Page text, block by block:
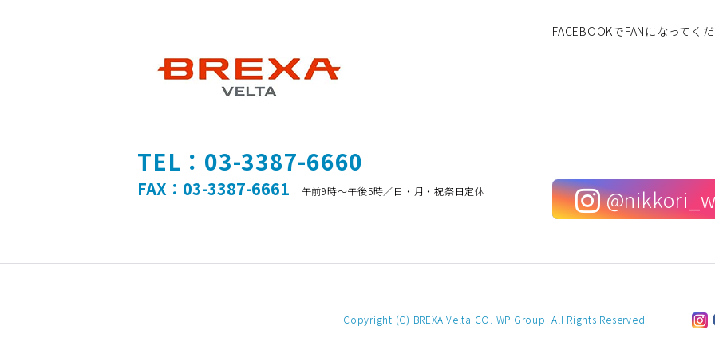
TEL：03-3387-6660
FAX：03-3387-6661 午前9時～午後5時／日・月・祝祭日定休
FACEBOOKでFANになってく
Copyright (C) BREXA Velta CO. WP Group. All Rights Reserved.